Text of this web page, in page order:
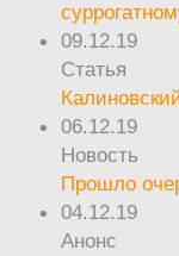
09.12.19
Статья
06.12.19
Новость
Прошло
04.12.19
Анонс